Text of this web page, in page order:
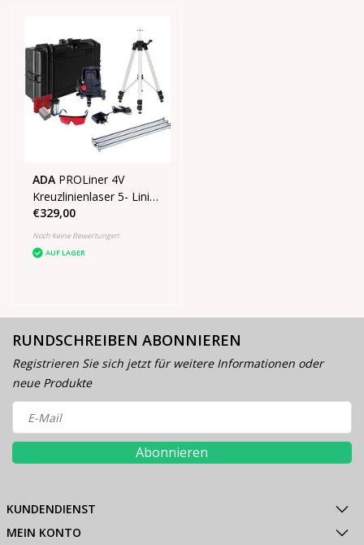
ADA PROLiner 4V
Kreuzlinienlaser 5- Linien
SET
€329,00
Noch keine Bewertungen
AUF LAGER
RUNDSCHREIBEN ABONNIEREN
Registrieren Sie sich jetzt für weitere Informationen oder
neue Produkte
Abonnieren
KUNDENDIENST
MEIN KONTO